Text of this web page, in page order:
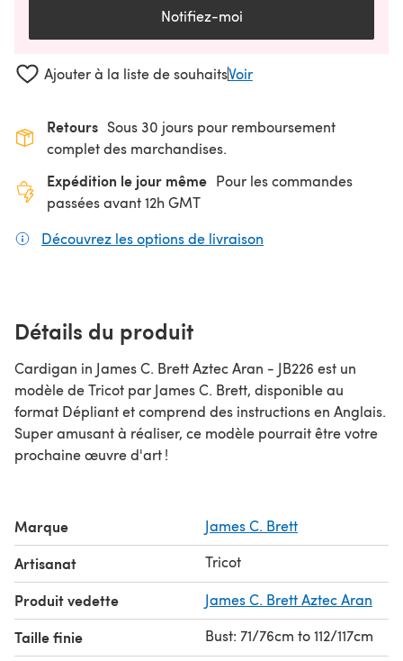
Notifiez-moi
Ajouter à la liste de souhaitsVoir
Retours Sous 30 jours pour remboursement
complet des marchandises.
Expédition le jour même Pour les commandes
passées avant 12h GMT
Découvrez les options de livraison
Détails du produit
Cardigan in James C. Brett Aztec Aran - JB226 est un
modèle de Tricot par James C. Brett, disponible au
format Dépliant et comprend des instructions en Anglais.
Super amusant à réaliser, ce modèle pourrait être votre
prochaine œuvre d'art !
Marque James C. Brett
Artisanat Tricot
Produit vedette James C. Brett Aztec Aran
Taille finie Bust: 71/76cm to 112/117cm